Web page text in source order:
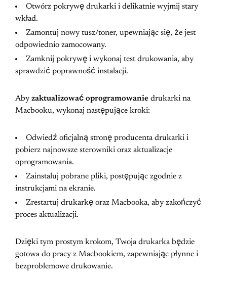
Otwórz pokrywę drukarki i delikatnie wyjmij stary
wkład.
Zamontuj nowy tusz/toner, upewniając się, że jest
odpowiednio zamocowany.
Zamknij pokrywę i wykonaj test drukowania, aby
sprawdzić poprawność instalacji.
Aby zaktualizować oprogramowanie drukarki na
Macbooku, wykonaj następujące kroki:
Odwiedź oficjalną stronę producenta drukarki i
pobierz najnowsze sterowniki oraz aktualizacje
oprogramowania.
Zainstaluj pobrane pliki, postępując zgodnie z
instrukcjami na ekranie.
Zrestartuj drukarkę oraz Macbooka, aby zakończyć
proces aktualizacji.
Dzięki tym prostym krokom, Twoja drukarka będzie
gotowa do pracy z Macbookiem, zapewniając płynne i
bezproblemowe drukowanie.